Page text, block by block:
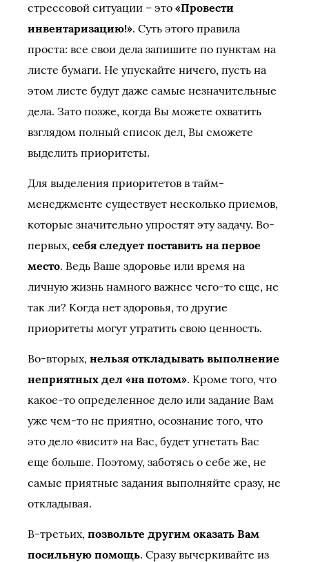
стрессовой ситуации – это «Провести
инвентаризацию!». Суть этого правила
проста: все свои дела запишите по пунктам на
листе бумаги. Не упускайте ничего, пусть на
этом листе будут даже самые незначительные
дела. Зато позже, когда Вы можете охватить
взглядом полный список дел, Вы сможете
выделить приоритеты.
Для выделения приоритетов в тайм-
менеджменте существует несколько приемов,
которые значительно упростят эту задачу. Во-
первых, себя следует поставить на первое
место. Ведь Ваше здоровье или время на
личную жизнь намного важнее чего-то еще, не
так ли? Когда нет здоровья, то другие
приоритеты могут утратить свою ценность.
Во-вторых, нельзя откладывать выполнение
неприятных дел «на потом». Кроме того, что
какое-то определенное дело или задание Вам
уже чем-то не приятно, осознание того, что
это дело «висит» на Вас, будет угнетать Вас
еще больше. Поэтому, заботясь о себе же, не
самые приятные задания выполняйте сразу, не
откладывая.
В-третьих, позвольте другим оказать Вам
посильную помощь. Сразу вычеркивайте из